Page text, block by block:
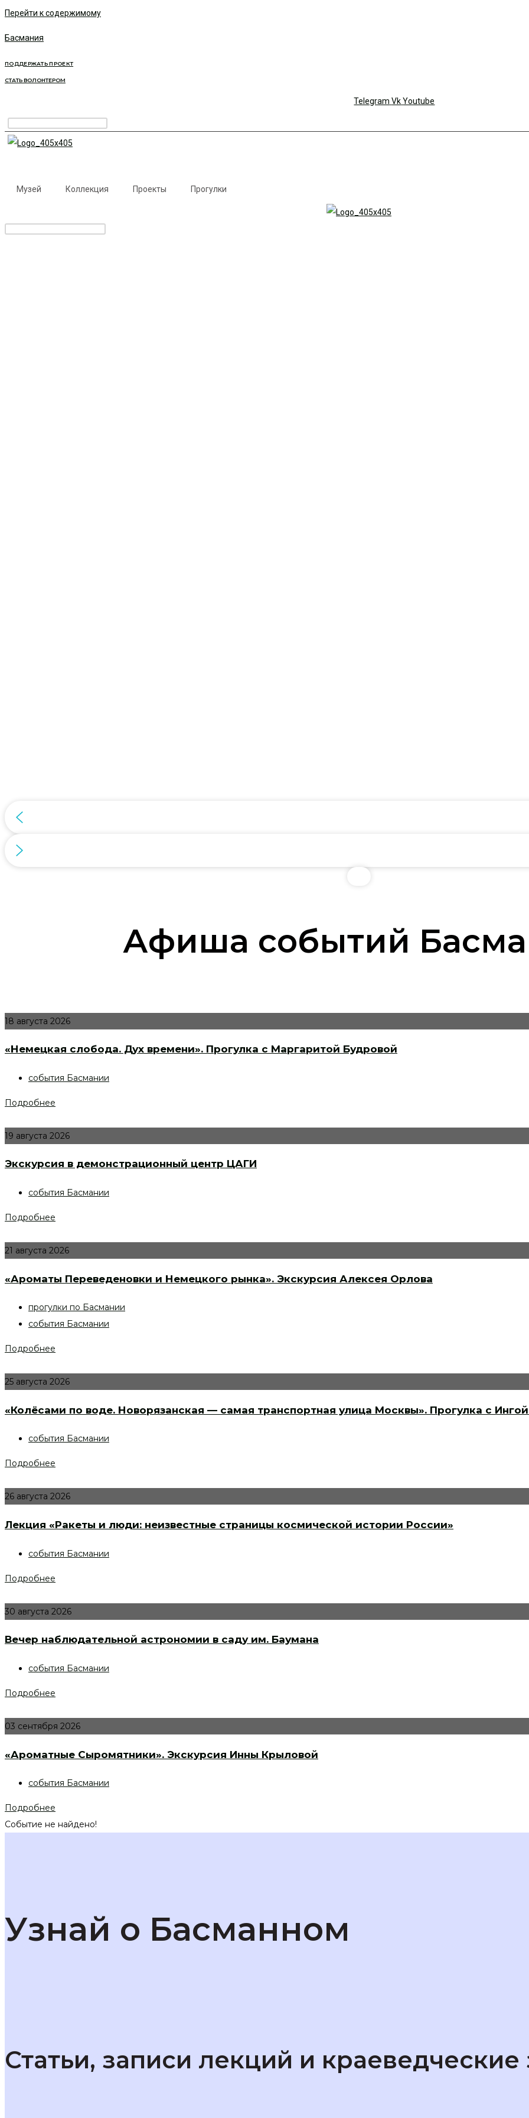
Перейти к содержимому
Басмания
ПОДДЕРЖАТЬ ПРОЕКТ
СТАТЬ ВОЛОНТЕРОМ
Telegram Vk Youtube
Музей Коллекция Проекты Прогулки
Афиша событий
18 августа 2026
«Немецкая слобода. Дух времени». Прогулка с Маргаритой Будровой
события Басмании
Подробнее
19 августа 2026
Экскурсия в демонстрационный центр ЦАГИ
события Басмании
Подробнее
21 августа 2026
«Ароматы Переведеновки и Немецкого рынка». Экскурсия Алексея Орлова
прогулки по Басмании
события Басмании
Подробнее
25 августа 2026
«Колёсами по воде. Новорязанская — самая транспортная улица Москвы». Прогулка с
события Басмании
Подробнее
26 августа 2026
Лекция «Ракеты и люди: неизвестные страницы космической истории России»
события Басмании
Подробнее
30 августа 2026
Вечер наблюдательной астрономии в саду им. Баумана
события Басмании
Подробнее
03 сентября 2026
«Ароматные Сыромятники». Экскурсия Инны Крыловой
события Басмании
Подробнее
Событие не найдено!
Узнай о Басманном
Статьи, записи лекций и краеведческие